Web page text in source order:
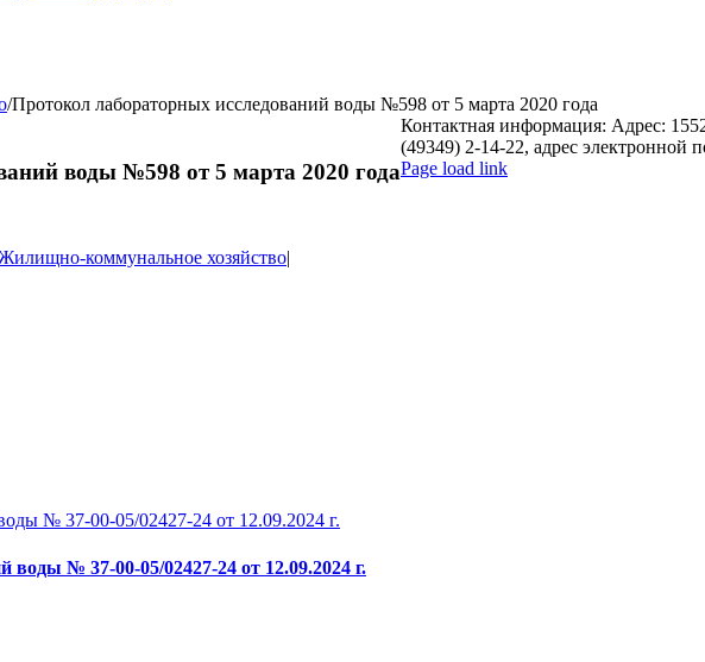
/Протокол лабораторных исследований воды №598 от 5 марта 2020 года
воды №598 от 5 марта 2020 года
коммунальное хозяйство|
№ 37-00-05/02427-24 от 12.09.2024 г.
№ 37-00-05/02427-24 от 12.09.2024 г.
Контактная информация: Адрес:
(49349) 2-14-22, адрес электронной
Page load link